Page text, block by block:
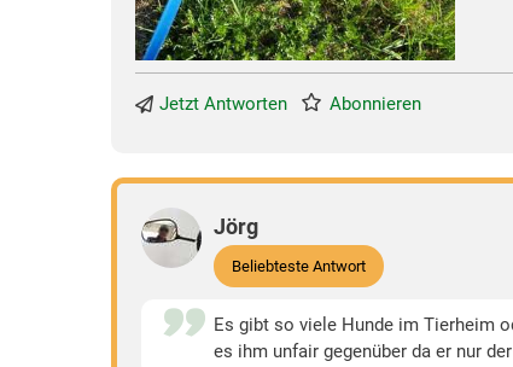
Jetzt Antworten Abonnieren
Jörg
Beliebteste Antwort
Es gibt so viele Hunde im Tierheim
es ihm unfair gegenüber da er nur